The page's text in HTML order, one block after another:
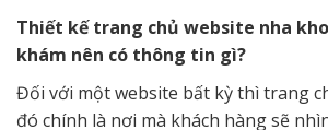
Thiết kế trang chủ website nha
khám nên có thông tin gì?
Đối với một website bất kỳ thì trang
đó chính là nơi mà khách hàng sẽ